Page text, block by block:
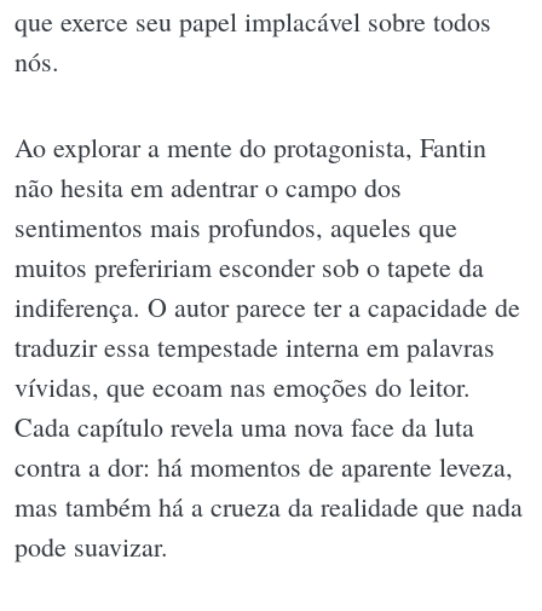
que exerce seu papel implacável sobre todos
nós.
Ao explorar a mente do protagonista, Fantin
não hesita em adentrar o campo dos
sentimentos mais profundos, aqueles que
muitos prefeririam esconder sob o tapete da
indiferença. O autor parece ter a capacidade de
traduzir essa tempestade interna em palavras
vívidas, que ecoam nas emoções do leitor.
Cada capítulo revela uma nova face da luta
contra a dor: há momentos de aparente leveza,
mas também há a crueza da realidade que nada
pode suavizar.